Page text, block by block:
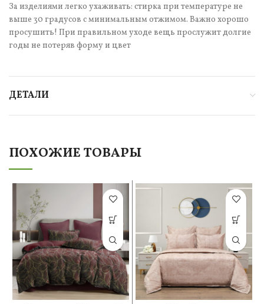
За изделиями легко ухаживать: стирка при температуре не
выше 30 градусов с минимальным отжимом. Важно хорошо
просушить! При правильном уходе вещь прослужит долгие
годы не потеряв форму и цвет
ДЕТАЛИ
ПОХОЖИЕ ТОВАРЫ